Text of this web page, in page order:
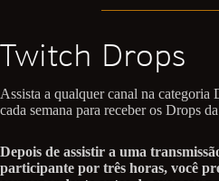
Twitch Drops
Assista a qualquer canal na
cada semana para receber os Drops
Depois de assistir a uma
participante por três horas, você